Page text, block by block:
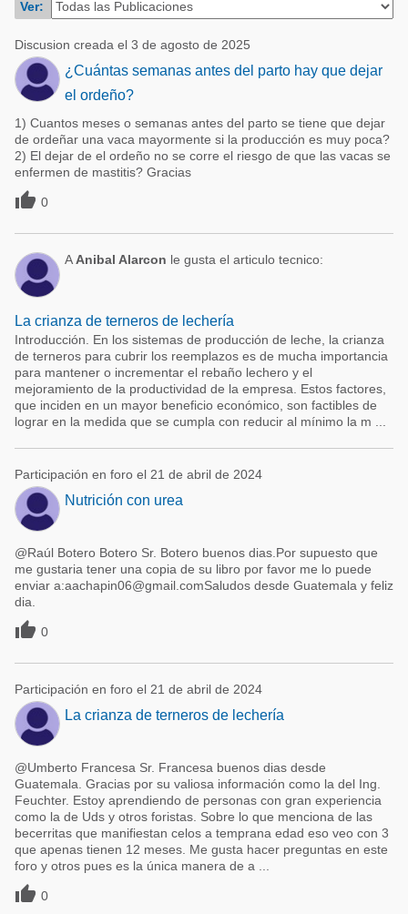
Acuacultura
Micotoxinas
Avicultura
Porcicultura
Lechería
Balanceados - Piensos
Comunidades en portugués
Micotoxinas
Avicultura
Porcicultura
Ganadería
Lechería
Ver:
Discusion creada el 3 de agosto de 2025
¿Cuántas semanas antes del parto hay que dejar
el ordeño?
1) Cuantos meses o semanas antes del parto se tiene que dejar
de ordeñar una vaca mayormente si la producción es muy poca?
2) El dejar de el ordeño no se corre el riesgo de que las vacas se
enfermen de mastitis? Gracias
 0
A Anibal Alarcon le gusta el articulo tecnico:
La crianza de terneros de lechería
Introducción. En los sistemas de producción de leche, la crianza
de terneros para cubrir los reemplazos es de mucha importancia
para mantener o incrementar el rebaño lechero y el
mejoramiento de la productividad de la empresa. Estos factores,
que inciden en un mayor beneficio económico, son factibles de
lograr en la medida que se cumpla con reducir al mínimo la m ...
Participación en foro el 21 de abril de 2024
Nutrición con urea
@Raúl Botero Botero Sr. Botero buenos dias.Por supuesto que
me gustaria tener una copia de su libro por favor me lo puede
enviar a:aachapin06@gmail.comSaludos desde Guatemala y feliz
dia.
 0
Participación en foro el 21 de abril de 2024
La crianza de terneros de lechería
@Umberto Francesa Sr. Francesa buenos dias desde
Guatemala. Gracias por su valiosa información como la del Ing.
Feuchter. Estoy aprendiendo de personas con gran experiencia
como la de Uds y otros foristas. Sobre lo que menciona de las
becerritas que manifiestan celos a temprana edad eso veo con 3
que apenas tienen 12 meses. Me gusta hacer preguntas en este
foro y otros pues es la única manera de a ...
 0